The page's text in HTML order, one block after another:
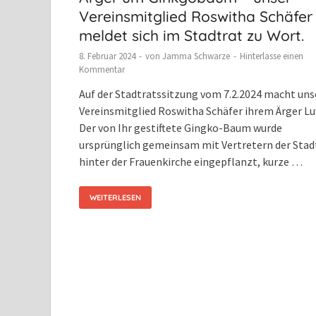
Vereinsmitglied Roswitha Schäfer
meldet sich im Stadtrat zu Wort.
8. Februar 2024 - von Jamma Schwarze - Hinterlasse einen
Kommentar
Auf der Stadtratssitzung vom 7.2.2024 macht
Vereinsmitglied Roswitha Schäfer ihrem Ärger
Der von Ihr gestiftete Gingko-Baum wurde
ursprünglich gemeinsam mit Vertretern der
hinter der Frauenkirche eingepflanzt, kurze …
WEITERLESEN